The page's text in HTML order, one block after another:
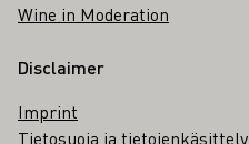
Wine in Moderation
Disclaimer
Imprint
Tietosuoja ja tietojenkäsittely